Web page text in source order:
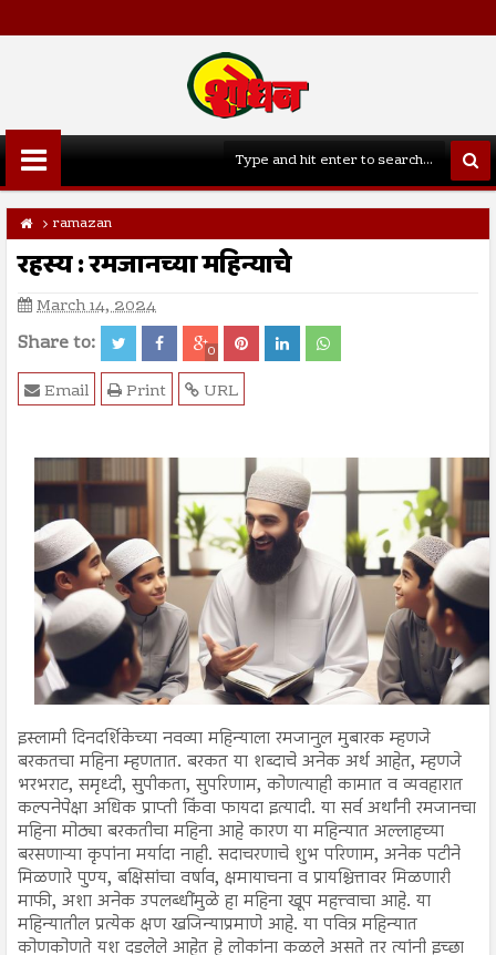
ramazan
रहस्य : रमजानच्या महिन्याचे
March 14, 2024
Share to: 0
URL
Print
Email
इस्लामी दिनदर्शिकेच्या नवव्या महिन्याला रमजानुल मुबारक म्हणजे
बरकतचा महिना म्हणतात. बरकत या शब्दाचे अनेक अर्थ आहेत, म्हणजे
भरभराट, समृध्दी, सुपीकता, सुपरिणाम, कोणत्याही कामात व व्यवहारात
कल्पनेपेक्षा अधिक प्राप्ती किंवा फायदा इत्यादी. या सर्व अर्थांनी रमजानचा
महिना मोठ्या बरकतीचा महिना आहे कारण या महिन्यात अल्लाहच्या
बरसणाऱ्या कृपांना मर्यादा नाही. सदाचरणाचे शुभ परिणाम, अनेक पटीने
मिळणारे पुण्य, बक्षिसांचा वर्षाव, क्षमायाचना व प्रायश्चित्तावर मिळणारी
माफी, अशा अनेक उपलब्धींमुळे हा महिना खूप महत्त्वाचा आहे. या
महिन्यातील प्रत्येक क्षण खजिन्याप्रमाणे आहे. या पवित्र महिन्यात
कोणकोणते यश दडलेले आहेत हे लोकांना कळले असते तर त्यांनी इच्छा